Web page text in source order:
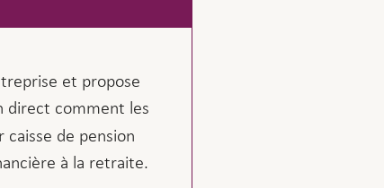
et propose
direct comment les
de pension
à la retraite.